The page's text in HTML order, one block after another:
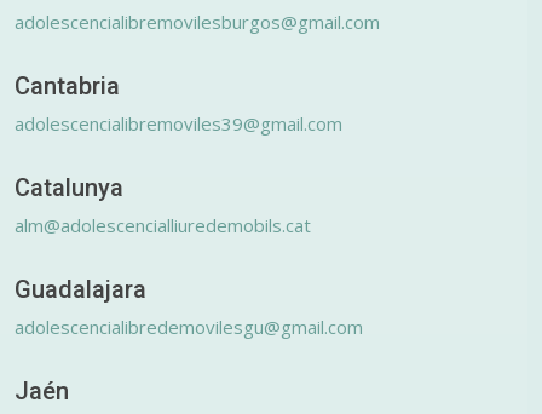
adolescencialibremovilesburgos@gmail.com
Cantabria
adolescencialibremoviles39@gmail.com
Catalunya
alm@adolescencialliuredemobils.cat
Guadalajara
adolescencialibredemovilesgu@gmail.com
Jaén